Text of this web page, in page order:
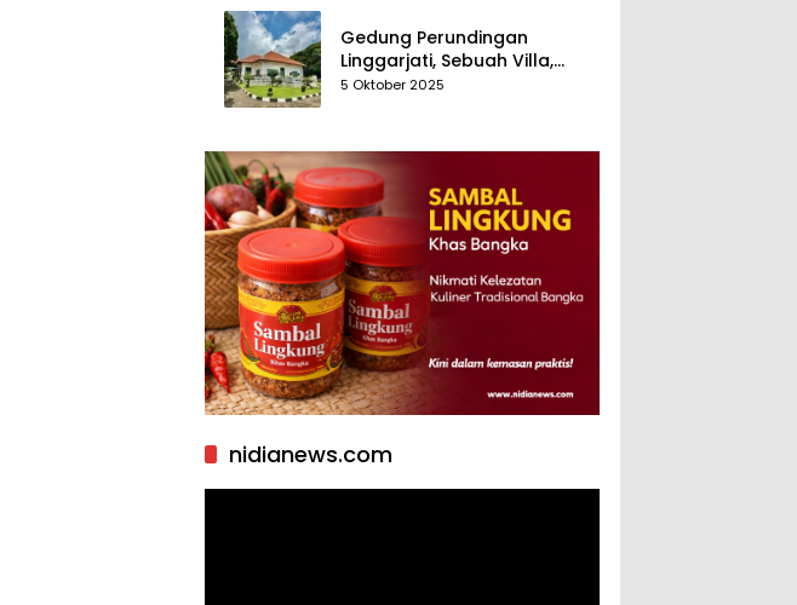
Gedung Perundingan
Linggarjati, Sebuah Villa,
Sekaligus Saksi Diplomasi
5 Oktober 2025
nidianews.com